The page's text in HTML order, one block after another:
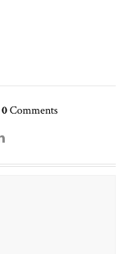
0Comments